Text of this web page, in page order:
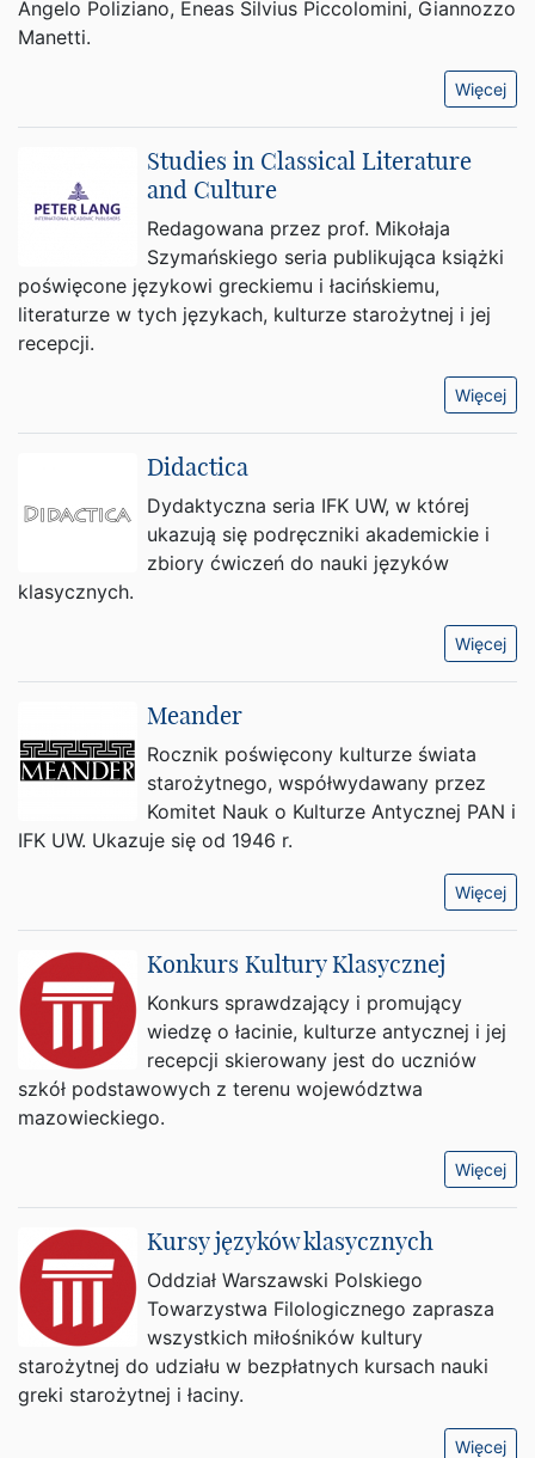
Angelo Poliziano, Eneas Silvius Piccolomini, Giannozzo
Manetti.
Więcej
Studies in Classical Literature
and Culture
Redagowana przez prof. Mikołaja
Szymańskiego seria publikująca książki
poświęcone językowi greckiemu i łacińskiemu,
literaturze w tych językach, kulturze starożytnej i jej
recepcji.
Więcej
Didactica
Dydaktyczna seria IFK UW, w której
ukazują się podręczniki akademickie i
zbiory ćwiczeń do nauki języków
klasycznych.
Więcej
Meander
Rocznik poświęcony kulturze świata
starożytnego, współwydawany przez
Komitet Nauk o Kulturze Antycznej PAN i
IFK UW. Ukazuje się od 1946 r.
Więcej
Konkurs Kultury Klasycznej
Konkurs sprawdzający i promujący
wiedzę o łacinie, kulturze antycznej i jej
recepcji skierowany jest do uczniów
szkół podstawowych z terenu województwa
mazowieckiego.
Więcej
Kursy języków klasycznych
Oddział Warszawski Polskiego
Towarzystwa Filologicznego zaprasza
wszystkich miłośników kultury
starożytnej do udziału w bezpłatnych kursach nauki
greki starożytnej i łaciny.
Więcej